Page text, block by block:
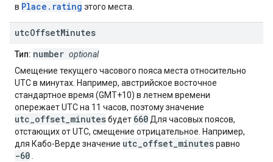
в Place.rating этого места.
utcOffsetMinutes
Тип: number optional
Смещение текущего часового пояса места относительно
UTC в минутах. Например, австрийское восточное
стандартное время (GMT+10) в летнем времени
опережает UTC на 11 часов, поэтому значение
utc_offset_minutesбудет 660 Для часовых поясов,
отстающих от UTC, смещение отрицательное. Например,
для Кабо-Верде значение utc_offset_minutesравно
-60